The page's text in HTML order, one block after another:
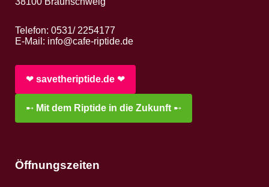
Telefon: 0531/ 2254177
E-Mail: info@cafe-riptide.de
❤︎ savetheriptide.de ❤︎
➸ Mit dem Riptide in die Zukunft ➸
Öffnungszeiten